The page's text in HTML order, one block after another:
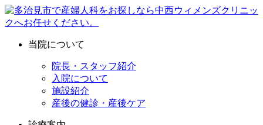
当院について
院長・スタッフ紹介
入院について
施設紹介
産後の健診・産後ケア